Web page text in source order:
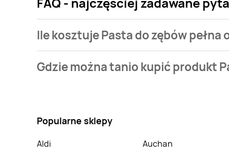
Ile kosztuje Pasta do zębów pełna
oferta, jaką mamy w naszej bazie jest z sieciSuper-
Gdzie można tanio kupić produkt
Popularne sklepy
Aldi Auchan